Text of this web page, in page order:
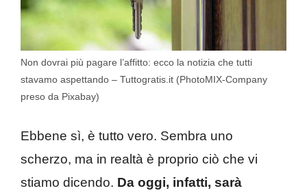
Non dovrai più pagare l’affitto: ecco la notizia che tutti
stavamo aspettando – Tuttogratis.it (PhotoMIX-Company
preso da Pixabay)
Ebbene sì, è tutto vero. Sembra uno
scherzo, ma in realtà è proprio ciò che vi
stiamo dicendo. Da oggi, infatti, sarà